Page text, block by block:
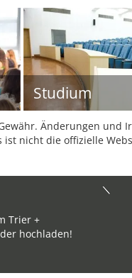
Studium
Änderungen und
nicht die offizielle
Trier +
hochladen!